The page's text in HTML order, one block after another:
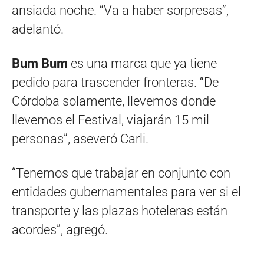
ansiada noche. “Va a haber sorpresas”,
adelantó.
Bum Bum es una marca que ya tiene
pedido para trascender fronteras. “De
Córdoba solamente, llevemos donde
llevemos el Festival, viajarán 15 mil
personas”, aseveró Carli.
“Tenemos que trabajar en conjunto con
entidades gubernamentales para ver si el
transporte y las plazas hoteleras están
acordes”, agregó.